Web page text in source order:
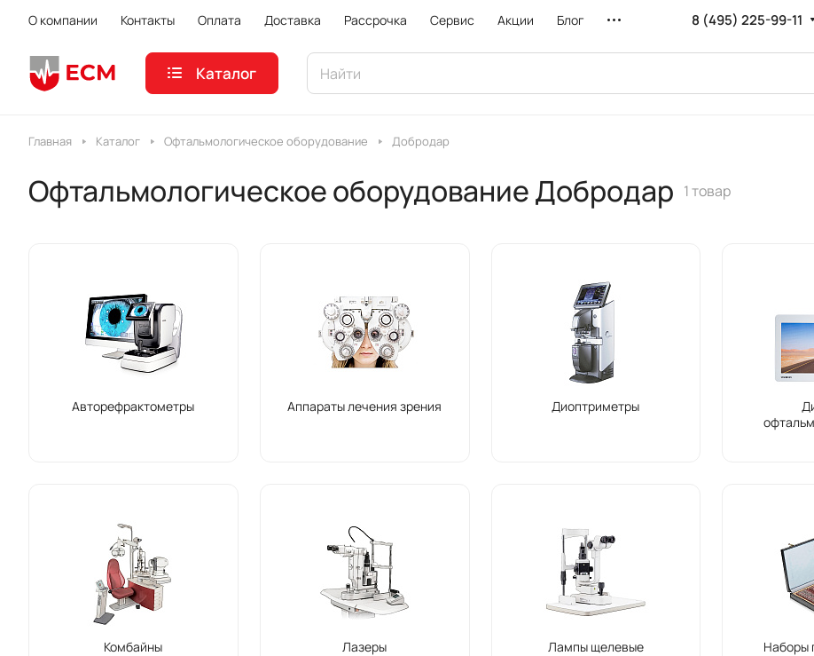
О компании Контакты Оплата Доставка Рассрочка Сервис Акции Блог 8 (495) 225-99-11
Каталог
Главная Каталог Офтальмологическое оборудование Добродар
Офтальмологическое оборудование Добродар 1 товар
Авторефрактометры Аппараты лечения зрения Диоптриметры
Комбайны Лазеры Лампы щелевые Наборы